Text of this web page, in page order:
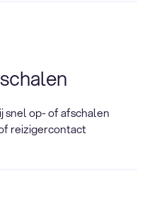
snel op- of afschalen
reizigercontact